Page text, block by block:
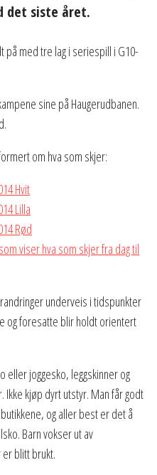
det siste året.
med tre lag i seriespill i G10-
sine på Haugerudbanen.
om hva som skjer:
Hvit
Lilla
Rød
viser hva som skjer fra dag til
underveis i tidspunkter
og foresatte blir holdt orientert
eller joggesko, leggskinner og
Ikke kjøp dyrt utstyr. Man får godt
og aller best er det å
Barn vokser ut av
blitt brukt.